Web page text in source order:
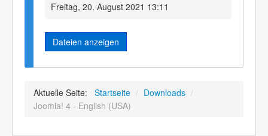
Freitag, 20. August 2021 13:11
Dateien anzeigen
Aktuelle Seite: Startseite / Downloads /
Joomla! 4 - English (USA)